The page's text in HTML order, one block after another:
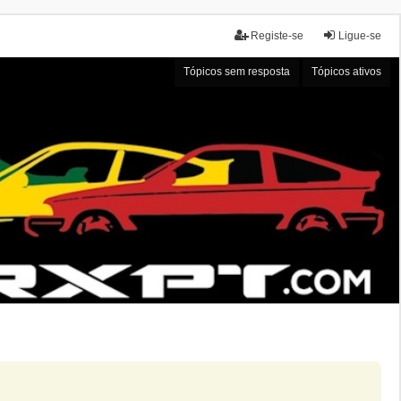
Ligue-se
Registe-se
Tópicos sem resposta Tópicos ativos